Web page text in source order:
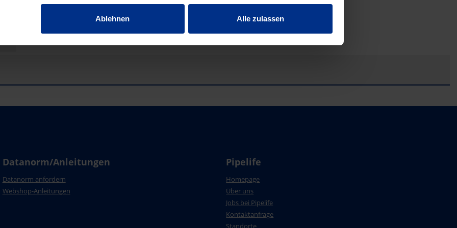
Ablehnen Alle zulassen
Datanorm/Anleitungen
Datanorm anfordern
Webshop-Anleitungen
Pipelife
Homepage
Über uns
Jobs bei Pipelife
Kontaktanfrage
Standorte